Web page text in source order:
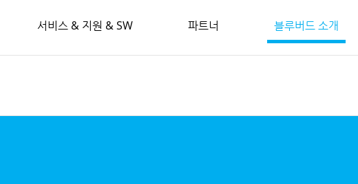
서비스 & 지원 & SW 파트너 블루버드 소개